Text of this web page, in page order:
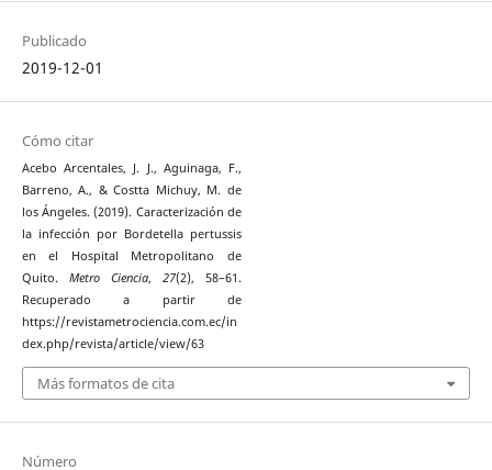
Publicado
2019-12-01
Cómo citar
Acebo Arcentales, J. J., Aguinaga, F.,
Barreno, A., & Costta Michuy, M. de
los Ángeles. (2019). Caracterización de
la infección por Bordetella pertussis
en el Hospital Metropolitano de
Quito. Metro Ciencia, 27(2), 58–61.
Recuperado a partir de
https://revistametrociencia.com.ec/in
dex.php/revista/article/view/63
Más formatos de cita
Número